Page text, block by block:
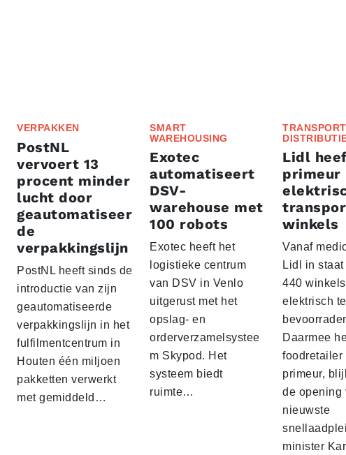
VERPAKKEN
PostNL
vervoert 13
procent minder
lucht door
geautomatiseer
de
verpakkingslijn
PostNL heeft sinds de
introductie van zijn
geautomatiseerde
verpakkingslijn in het
fulfilmentcentrum in
Houten één miljoen
pakketten verwerkt
met gemiddeld…
SMART
WAREHOUSING
Exotec
automatiseert
DSV-
warehouse met
100 robots
Exotec heeft het
logistieke centrum
van DSV in Venlo
uitgerust met het
opslag- en
orderverzamelsystee
m Skypod. Het
systeem biedt
ruimte…
Lidl
primeur
winkels
Vanaf
Lidl in
440 winkels
elektrisch te
Daarmee
foodretailer
primeur,
de opening
nieuwste
minister